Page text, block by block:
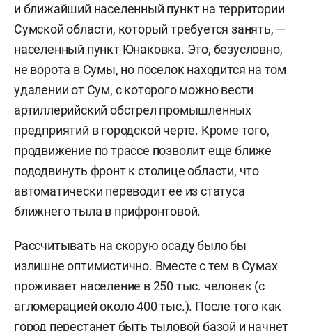
и ближайший населенный пункт на территории
Сумской области, который требуется занять, —
населенный пункт Юнаковка. Это, безусловно,
не ворота в Сумы, но поселок находится на том
удалении от Сум, с которого можно вести
артиллерийский обстрел промышленных
предприятий в городской черте. Кроме того,
продвижение по трассе позволит еще ближе
пододвинуть фронт к столице области, что
автоматически переводит ее из статуса
ближнего тыла в прифронтовой.
Рассчитывать на скорую осаду было бы
излишне оптимистично. Вместе с тем в Сумах
проживает население в 250 тыс. человек (с
агломерацией около 400 тыс.). После того как
город перестанет быть тыловой базой и начнет